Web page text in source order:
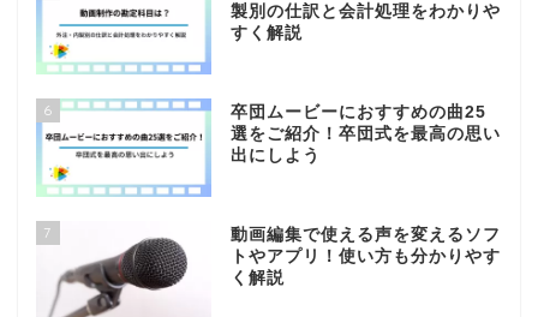
製別の仕訳と会計処理をわかりや
すく解説
6
卒団ムービーにおすすめの曲25
選をご紹介！卒団式を最高の思い
出にしよう
7
動画編集で使える声を変えるソフ
トやアプリ！使い方も分かりやす
く解説